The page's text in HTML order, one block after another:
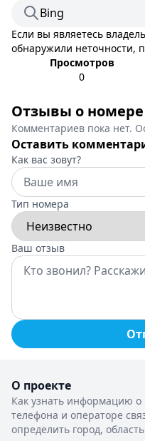
Bing
Если вы являетесь
обнаружили неточности,
Просмотров
0
Отзывы о номере
Комментариев пока нет.
Оставить
Как вас зовут?
Тип номера
Ваш отзыв
О проекте
Как узнать информацию о
телефона и операторе
определить город,